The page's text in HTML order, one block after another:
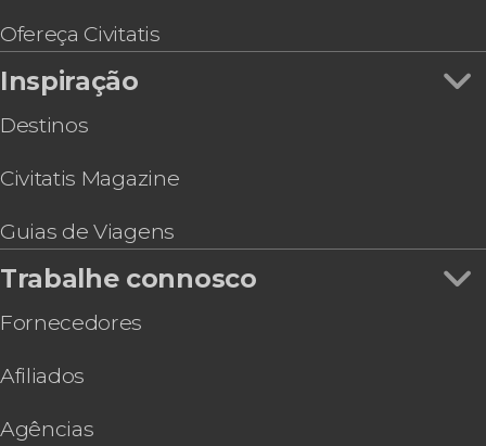
Ofereça Civitatis
Inspiração
Destinos
Civitatis Magazine
Guias de Viagens
Trabalhe connosco
Fornecedores
Afiliados
Agências